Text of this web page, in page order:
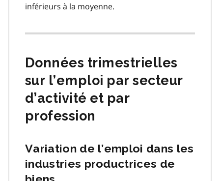
inférieurs à la moyenne.
Données trimestrielles
sur l’emploi par secteur
d’activité et par
profession
Variation de l’emploi dans les
industries productrices de